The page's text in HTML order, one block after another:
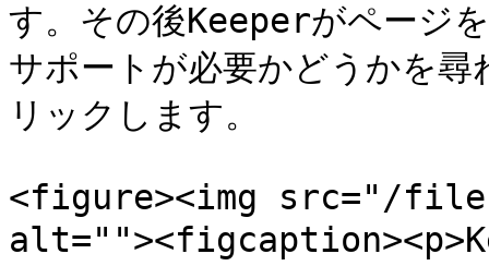
す。その後Keeperがページ
サポートが必要かどうか
リックします。
<figure><img src="/files/